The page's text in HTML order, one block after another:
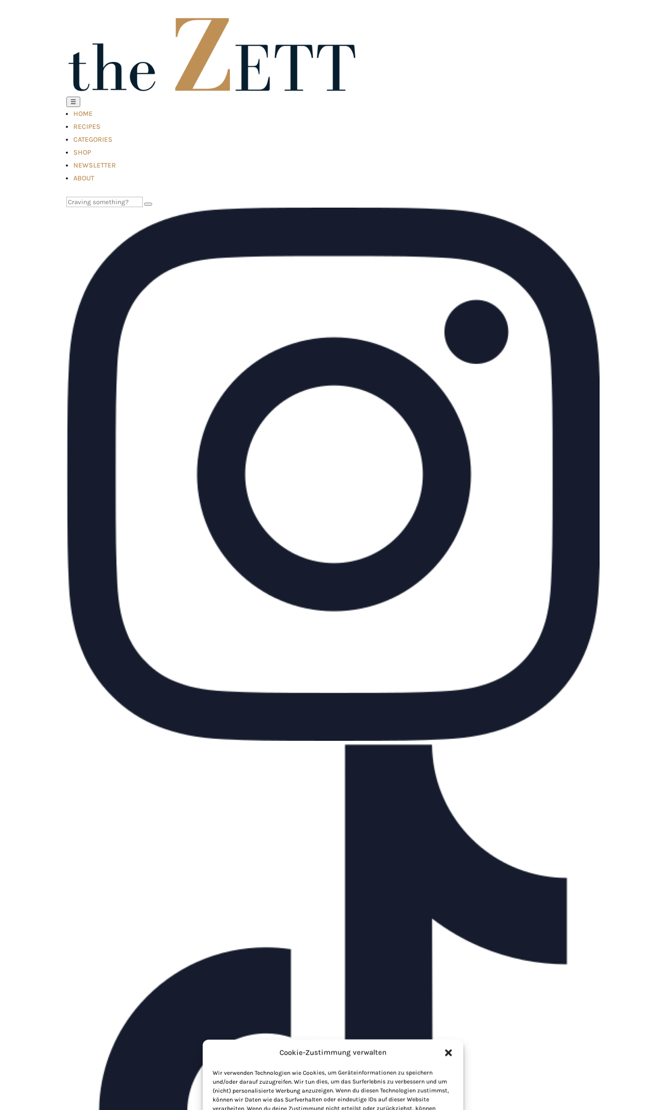
Cookie-Zustimmung verwalten
Wir verwenden Technologien wie Cookies, um Geräteinformationen zu speichern
und/oder darauf zuzugreifen. Wir tun dies, um das Surferlebnis zu verbessern und um
(nicht) personalisierte Werbung anzuzeigen. Wenn du diesen Technologien zustimmst,
können wir Daten wie das Surfverhalten oder eindeutige IDs auf dieser Website
verarbeiten. Wenn du deine Zustimmung nicht erteilst oder zurückziehst, können
☰
HOME
RECIPES
CATEGORIES
SHOP
NEWSLETTER
ABOUT